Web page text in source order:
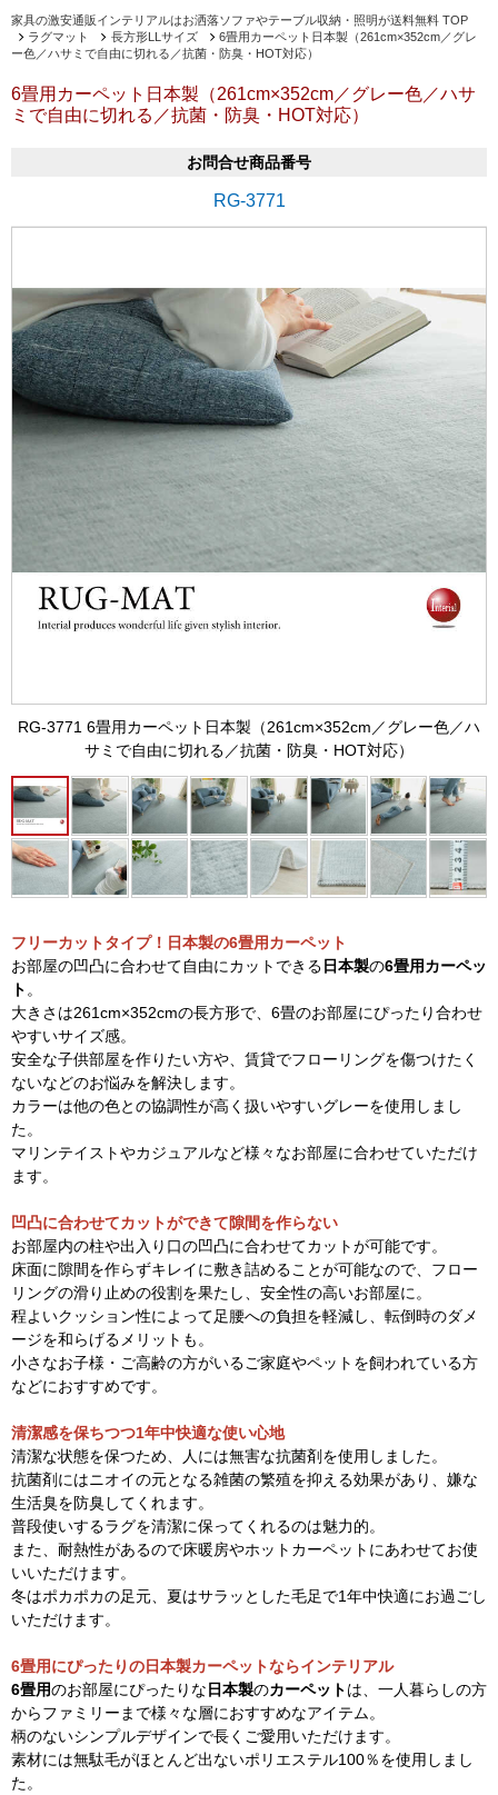
家具の激安通販インテリアルはお洒落ソファやテーブル収納・照明が送料無料 TOP
ラグマット
長方形LLサイズ
6畳用カーペット日本製（261cm×352cm／グレ
ー色／ハサミで自由に切れる／抗菌・防臭・HOT対応）
6畳用カーペット日本製（261cm×352cm／グレー色／ハサ
ミで自由に切れる／抗菌・防臭・HOT対応）
お問合せ商品番号
RG-3771
RG-3771 6畳用カーペット日本製（261cm×352cm／グレー色／ハ
サミで自由に切れる／抗菌・防臭・HOT対応）
フリーカットタイプ！日本製の6畳用カーペット
お部屋の凹凸に合わせて自由にカットできる日本製の6畳用カーペッ
ト 。
大きさは261cm×352cmの長方形で、6畳のお部屋にぴったり合わせ
やすいサイズ感。
安全な子供部屋を作りたい方や、賃貸でフローリングを傷つけたく
ないなどのお悩みを解決します。
カラーは他の色との協調性が高く扱いやすいグレーを使用しまし
た。
マリンテイストやカジュアルなど様々なお部屋に合わせていただけ
ます。
凹凸に合わせてカットができて隙間を作らない
お部屋内の柱や出入り口の凹凸に合わせてカットが可能です。
床面に隙間を作らずキレイに敷き詰めることが可能なので、フロー
リングの滑り止めの役割を果たし、安全性の高いお部屋に。
程よいクッション性によって足腰への負担を軽減し、転倒時のダメ
ージを和らげるメリットも。
小さなお子様・ご高齢の方がいるご家庭やペットを飼われている方
などにおすすめです。
清潔感を保ちつつ1年中快適な使い心地
清潔な状態を保つため、人には無害な抗菌剤を使用しました。
抗菌剤にはニオイの元となる雑菌の繁殖を抑える効果があり、嫌な
生活臭を防臭してくれます。
普段使いするラグを清潔に保ってくれるのは魅力的。
また、耐熱性があるので床暖房やホットカーペットにあわせてお使
いいただけます。
冬はポカポカの足元、夏はサラッとした毛足で1年中快適にお過ごし
いただけます。
6畳用にぴったりの日本製カーペットならインテリアル
6畳用のお部屋にぴったりな日本製のカーペットは、一人暮らしの方
からファミリーまで様々な層におすすめなアイテム。
柄のないシンプルデザインで長くご愛用いただけます。
素材には無駄毛がほとんど出ないポリエステル100％を使用しまし
た。